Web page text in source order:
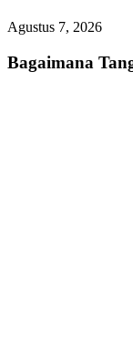
Agustus 7, 2026
Bagaimana